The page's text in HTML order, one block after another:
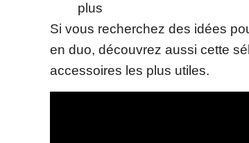
plus
Si vous recherchez des idées
en duo, découvrez aussi cette
accessoires les plus utiles.